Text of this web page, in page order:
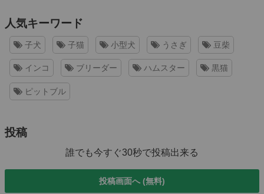
人気キーワード
子犬 子猫 小型犬 うさぎ 豆柴
インコ ブリーダー ハムスター 黒猫
ピットブル
投稿
誰でも今すぐ30秒で投稿出来る
投稿画面へ (無料)